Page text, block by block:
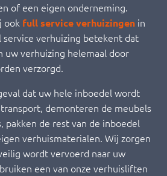
of een eigen onderneming.
ook full service verhuizingenin
service verhuizing betekent dat
uw verhuizing helemaal door
verzorgd.
dat uw hele inboedel wordt
demonteren de meubels
pakken de rest van de inboedel
verhuismaterialen. Wij zorgen
wordt vervoerd naar uw
een van onze verhuisliften